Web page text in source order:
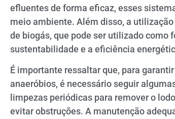
efluentes de forma eficaz, esses
meio ambiente. Além disso, a
de biogás, que pode ser utilizado como
sustentabilidade e a eficiência
É importante ressaltar que, para
anaeróbios, é necessário seguir
limpezas periódicas para remover o
evitar obstruções. A manutenção